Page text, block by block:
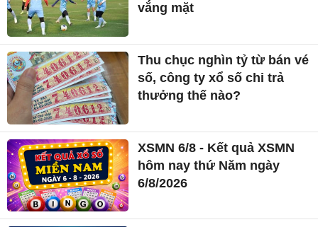
vắng mặt
Thu chục nghìn tỷ từ bán vé
số, công ty xổ số chi trả
thưởng thế nào?
XSMN 6/8 - Kết quả XSMN
hôm nay thứ Năm ngày
6/8/2026